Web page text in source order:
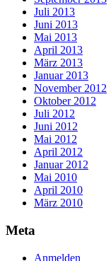
Juli 2013
Juni 2013
Mai 2013
April 2013
März 2013
Januar 2013
November 2012
Oktober 2012
Juli 2012
Juni 2012
Mai 2012
April 2012
Januar 2012
Mai 2010
April 2010
März 2010
Meta
Anmelden